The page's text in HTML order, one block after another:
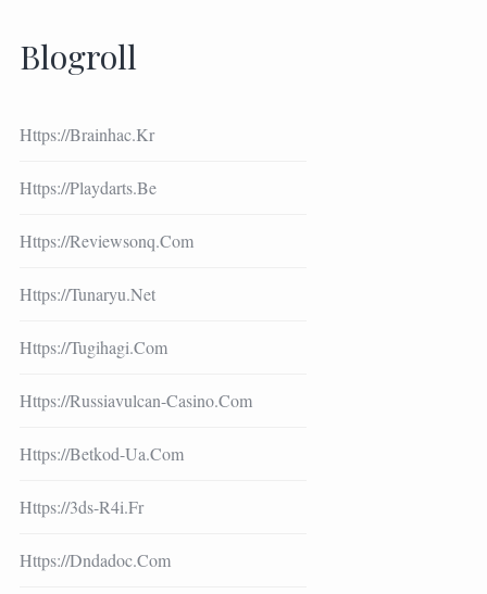
Blogroll
Https://brainhac.kr
Https://playdarts.be
Https://reviewsonq.com
Https://tunaryu.net
Https://tugihagi.com
Https://russiavulcan-Casino.com
Https://betkod-Ua.com
Https://3ds-R4i.fr
Https://dndadoc.com